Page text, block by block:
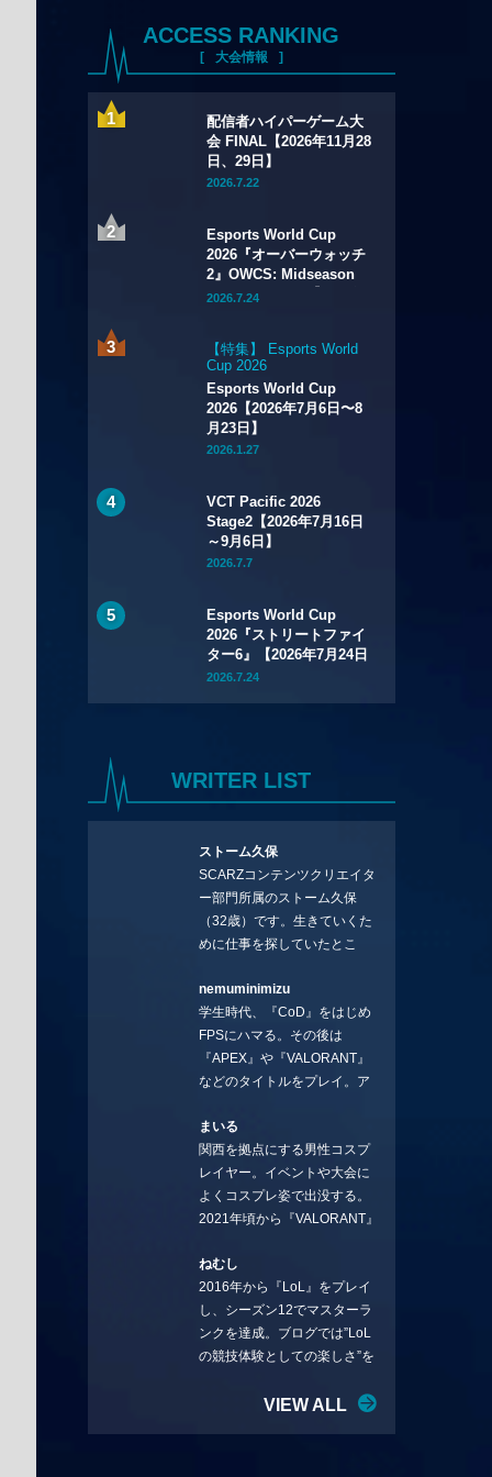
ACCESS RANKING
大会情報
配信者ハイパーゲーム大
会 FINAL【2026年11月28
日、29日】
2026.7.22
Esports World Cup
2026『オーバーウォッチ
2』OWCS: Midseason
Championship【2026年
2026.7.24
【特集】 Esports World
Cup 2026
Esports World Cup
2026【2026年7月6日〜8
月23日】
2026.1.27
VCT Pacific 2026
Stage2【2026年7月16日
～9月6日】
2026.7.7
Esports World Cup
2026『ストリートファイ
ター6』【2026年7月24日
～8月1日】
2026.7.24
WRITER LIST
ストーム久保
SCARZコンテンツクリエイタ
ー部門所属のストーム久保
（32歳）です。生きていくた
めに仕事を探していたとこ
コラムを連載させてもらえる
ことになりました。言いたい
ことを言っていきます。X：
https://x.com/stormKUBO
YouTube：
rmKUBO
nemuminimizu
学生時代、『CoD』をはじめ
FPSにハマる。その後は
『APEX』や『VALORANT』
などのタイトルをプレイ。ア
BGMなどを手掛ける作曲家と
フリーランスのライターの二
足の草鞋を履いて幅広く活動
中。無類のラーメン好き！
Twitter:@ongakucas
まいる
関西を拠点にする男性コスプ
レイヤー。イベントや大会に
よくコスプレ姿で出没する。
2021年頃から『VALORANT』
続ける。現在の推しチームは
「CREST GAMING」。X：
@mlunias（Photo by
Subaru.F.）
ねむし
2016年から『LoL』をプレイ
し、シーズン12でマスターラ
ンクを達成。ブログでは”LoL
の競技体験としての楽しさ”を
リーを愛し、元ADCメイン
VIEW ALL